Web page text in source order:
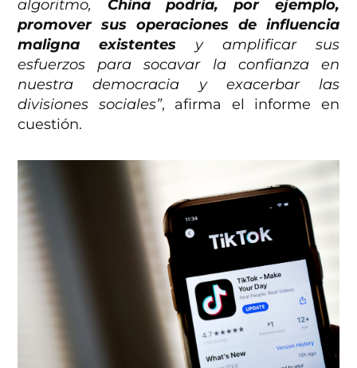
algoritmo,
China podría, por ejemplo,
promover sus operaciones de influencia
maligna existentes y amplificar sus
esfuerzos para socavar la confianza en
nuestra democracia y exacerbar las
divisiones sociales”, afirma el informe en
cuestión.